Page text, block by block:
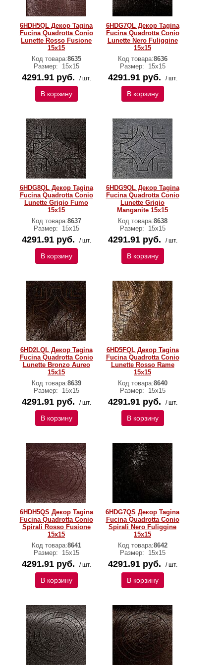
6HDH5QL Декор Tagina
Fucina Quadrotta Conio
Lunette Rosso Fusione
15x15
Код товара:8635
Размер:
15x15
4291.91 руб. / шт.
В корзину
6HDG7QL Декор Tagina
Fucina Quadrotta Conio
Lunette Nero Fuliggine
15x15
Код товара:8636
Размер:
15x15
4291.91 руб. / шт.
В корзину
6HDG8QL Декор Tagina
Fucina Quadrotta Conio
Lunette Grigio Fumo
15x15
Код товара:8637
Размер:
15x15
4291.91 руб. / шт.
В корзину
6HDG9QL Декор Tagina
Fucina Quadrotta Conio
Lunette Grigio
Manganite 15x15
Код товара:8638
Размер:
15x15
4291.91 руб. / шт.
В корзину
6HD2LQL Декор Tagina
Fucina Quadrotta Conio
Lunette Bronzo Aureo
15x15
Код товара:8639
Размер:
15x15
4291.91 руб. / шт.
В корзину
6HD5FQL Декор Tagina
Fucina Quadrotta Conio
Lunette Rosso Rame
15x15
Код товара:8640
Размер:
15x15
4291.91 руб. / шт.
В корзину
6HDH5QS Декор Tagina
Fucina Quadrotta Conio
Spirali Rosso Fusione
15x15
Код товара:8641
Размер:
15x15
4291.91 руб. / шт.
В корзину
6HDG7QS Декор Tagina
Fucina Quadrotta Conio
Spirali Nero Fuliggine
15x15
Код товара:8642
Размер:
15x15
4291.91 руб. / шт.
В корзину